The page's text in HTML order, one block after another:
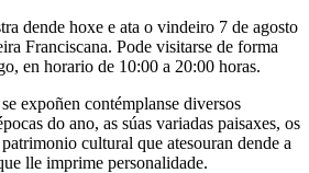
dende hoxe e ata o vindeiro 7 de agosto
Franciscana. Pode visitarse de forma
en horario de 10:00 a 20:00 horas.
expoñen contémplanse diversos
do ano, as súas variadas paisaxes, os
cultural que atesouran dende a
lle imprime personalidade.